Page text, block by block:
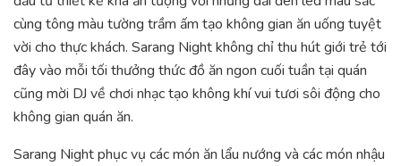
cùng tông màu tường trầm ấm tạo không gian ăn uống tuyệt
vời cho thực khách. Sarang Night không chỉ thu hút giới trẻ tới
đây vào mỗi tối thưởng thức đồ ăn ngon cuối tuần tại quán
cũng mời DJ về chơi nhạc tạo không khí vui tươi sôi động cho
không gian quán ăn.
Sarang Night phục vụ các món ăn lẩu nướng và các món nhậu